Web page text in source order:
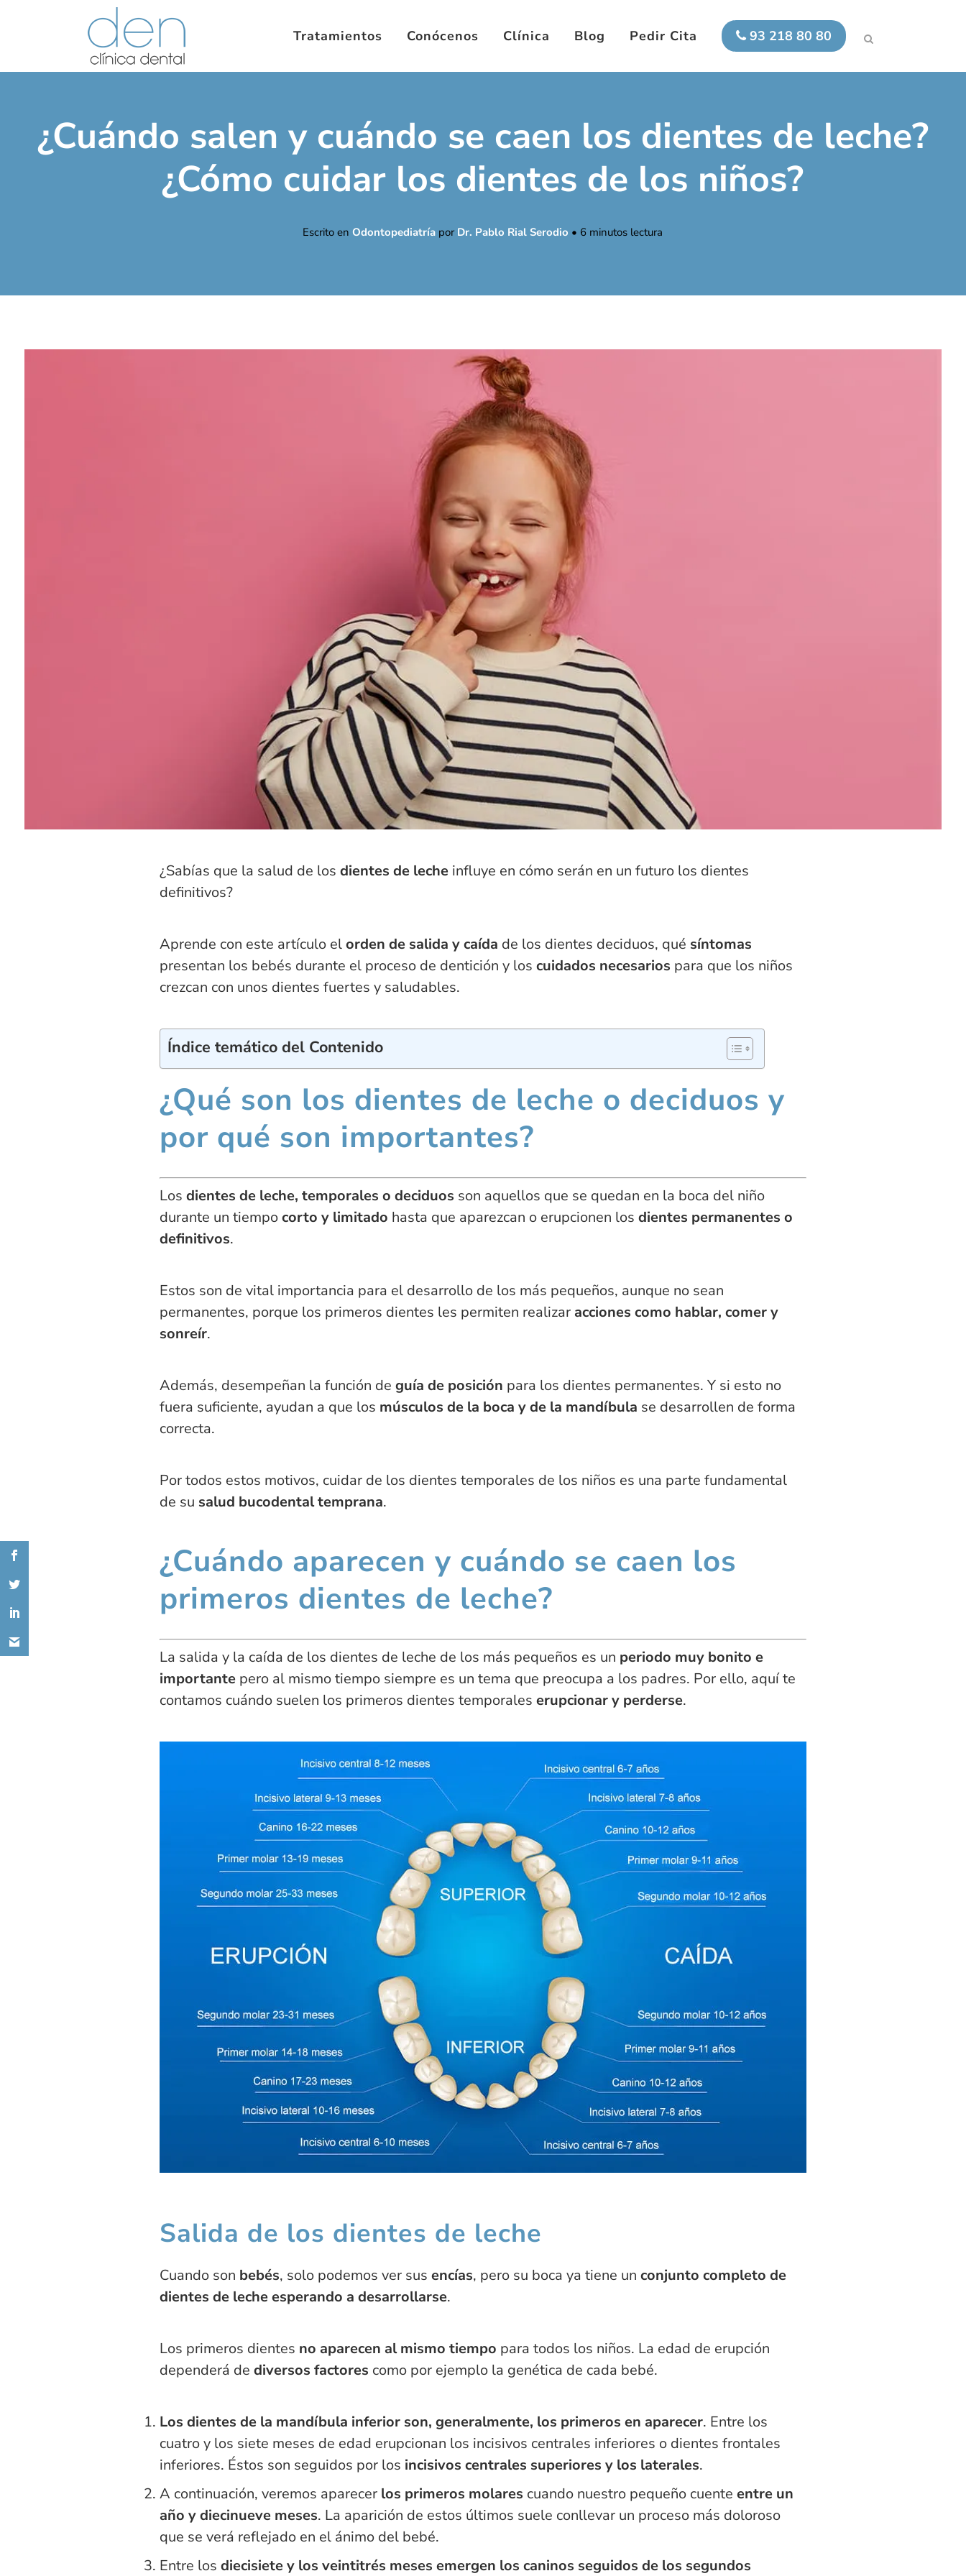
93 218 80 80
Tratamientos Conócenos Clínica Blog Pedir Cita
¿Cuándo salen y cuándo se caen los dientes de leche?
¿Cómo cuidar los dientes de los niños?
Escrito enOdontopediatría por Dr. Pablo Rial Serodio • 6 minutos lectura
¿Sabías que la salud de los dientes de leche influye en cómo serán en un futuro los dientes
definitivos?
Aprende con este artículo elorden de salida y caída de los dientes deciduos, qué síntomas
presentan los bebés durante el proceso de dentición y los cuidados necesarios para que los niños
crezcan con unos dientes fuertes y saludables.
Índice temático del Contenido
¿Qué son los dientes de leche o deciduos y
por qué son importantes?
Los dientes de leche, temporales o deciduos son aquellos que se quedan en la boca del niño
durante un tiempocorto y limitado hasta que aparezcan o erupcionen los dientes permanentes o
definitivos.
Estos son de vital importancia para el desarrollo de los más pequeños, aunque no sean
permanentes, porque los primeros dientes les permiten realizar acciones como hablar, comer y
sonreír.
Además, desempeñan la función de guía de posición para los dientes permanentes. Y si esto no
fuera suficiente, ayudan a que los músculos de la boca y de la mandíbula se desarrollen de forma
correcta.
Por todos estos motivos, cuidar de los dientes temporales de los niños es una parte fundamental
de su salud bucodental temprana.
¿Cuándo aparecen y cuándo se caen los
primeros dientes de leche?
La salida y la caída de los dientes de leche de los más pequeños es un periodo muy bonito e
importante pero al mismo tiempo siempre es un tema que preocupa a los padres. Por ello, aquí te
contamos cuándo suelen los primeros dientes temporales erupcionar y perderse.
Salida de los dientes de leche
Cuando son bebés, solo podemos ver sus encías, pero su boca ya tiene un conjunto completo de
dientes de leche esperando a desarrollarse.
Los primeros dientes no aparecen al mismo tiempo para todos los niños. La edad de erupción
dependerá de diversos factores como por ejemplo la genética de cada bebé.
Los dientes de la mandíbula inferior son, generalmente, los primeros en aparecer. Entre los
cuatro y los siete meses de edad erupcionan los incisivos centrales inferiores o dientes frontales
inferiores. Éstos son seguidos por los incisivos centrales superiores y los laterales.
A continuación, veremos aparecer los primeros molares cuando nuestro pequeño cuente entre un
año y diecinueve meses. La aparición de estos últimos suele conllevar un proceso más doloroso
que se verá reflejado en el ánimo del bebé.
Entre los diecisiete y los veintitrés meses emergen los caninos seguidos de los segundos